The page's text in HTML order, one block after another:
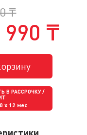
₸
990 ₸
В РАССРОЧКУ /
x 12 мес